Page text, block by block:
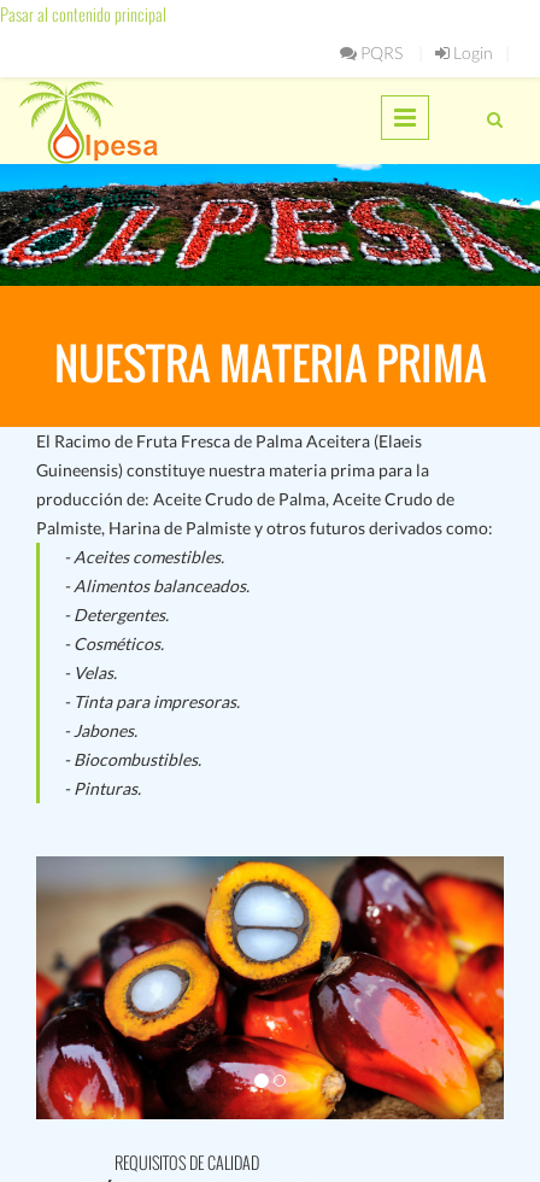
Pasar al contenido principal
PQRS Login
NUESTRA MATERIA PRIMA
El Racimo de Fruta Fresca de Palma Aceitera (Elaeis
Guineensis) constituye nuestra materia prima para la
producción de: Aceite Crudo de Palma, Aceite Crudo de
Palmiste, Harina de Palmistey otros futuros derivados como:
- Aceites comestibles.
- Alimentos balanceados.
- Detergentes.
- Cosméticos.
- Velas.
- Tinta para impresoras.
- Jabones.
- Biocombustibles.
- Pinturas.
REQUISITOS DE CALIDAD